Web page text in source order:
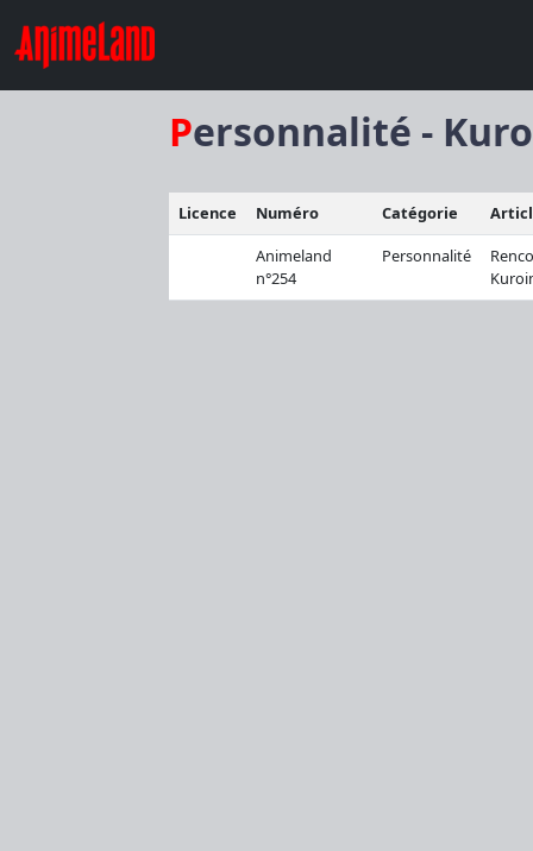
Personnalité -
Licence Numéro Catégorie
Animeland
n°254
Personnalité